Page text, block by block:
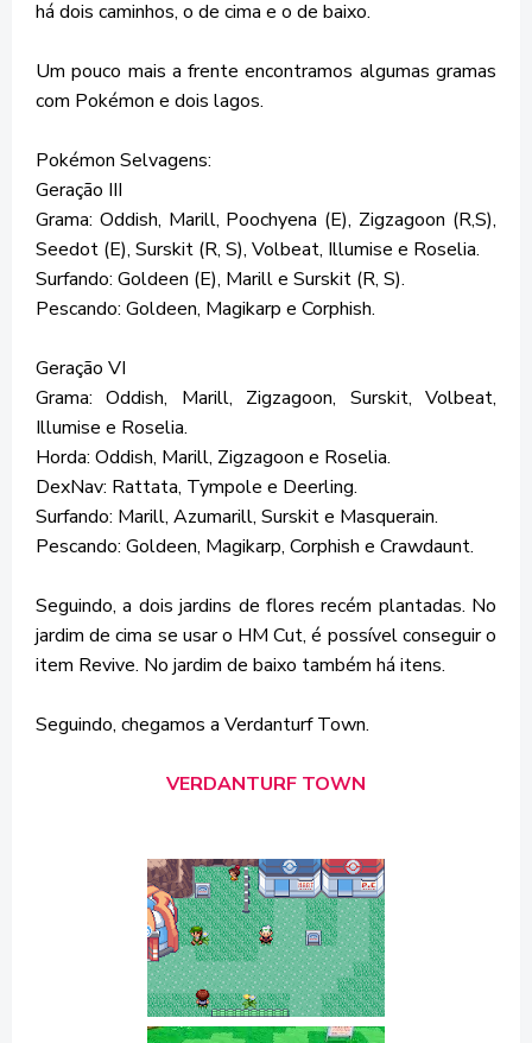
há dois caminhos, o de cima e o de baixo.
Um pouco mais a frente encontramos algumas gramas
com Pokémon e dois lagos.
Pokémon Selvagens:
Geração III
Grama: Oddish, Marill, Poochyena (E), Zigzagoon (R,S),
Seedot (E), Surskit (R, S), Volbeat, Illumise e Roselia.
Surfando: Goldeen (E), Marill e Surskit (R, S).
Pescando: Goldeen, Magikarp e Corphish.
Geração VI
Grama: Oddish, Marill, Zigzagoon, Surskit, Volbeat,
Illumise e Roselia.
Horda: Oddish, Marill, Zigzagoon e Roselia.
DexNav: Rattata, Tympole e Deerling.
Surfando: Marill, Azumarill, Surskit e Masquerain.
Pescando: Goldeen, Magikarp, Corphish e Crawdaunt.
Seguindo, a dois jardins de flores recém plantadas. No
jardim de cima se usar o HM Cut, é possível conseguir o
item Revive. No jardim de baixo também há itens.
Seguindo, chegamos a Verdanturf Town.
VERDANTURF TOWN